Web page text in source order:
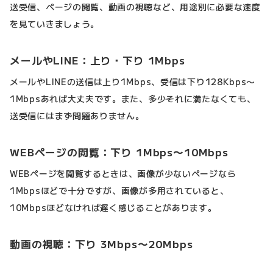
送受信、ページの閲覧、動画の視聴など、用途別に必要な速度
を見ていきましょう。
メールやLINE：上り・下り 1Mbps
メールやLINEの送信は上り1Mbps、受信は下り128Kbps〜
1Mbpsあれば大丈夫です。また、多少それに満たなくても、
送受信にはまず問題ありません。
WEBページの閲覧：下り 1Mbps〜10Mbps
WEBページを閲覧するときは、画像が少ないページなら
1Mbpsほどで十分ですが、画像が多用されていると、
10Mbpsほどなければ遅く感じることがあります。
動画の視聴：下り 3Mbps〜20Mbps